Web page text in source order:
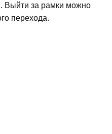
Выйти за рамки можно
перехода.